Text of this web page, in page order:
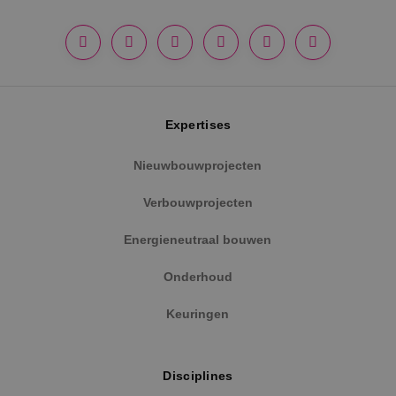
Expertises
Nieuwbouwprojecten
Verbouwprojecten
Energieneutraal bouwen
Onderhoud
Keuringen
Disciplines
.youtube.com
Google Privacy Policy